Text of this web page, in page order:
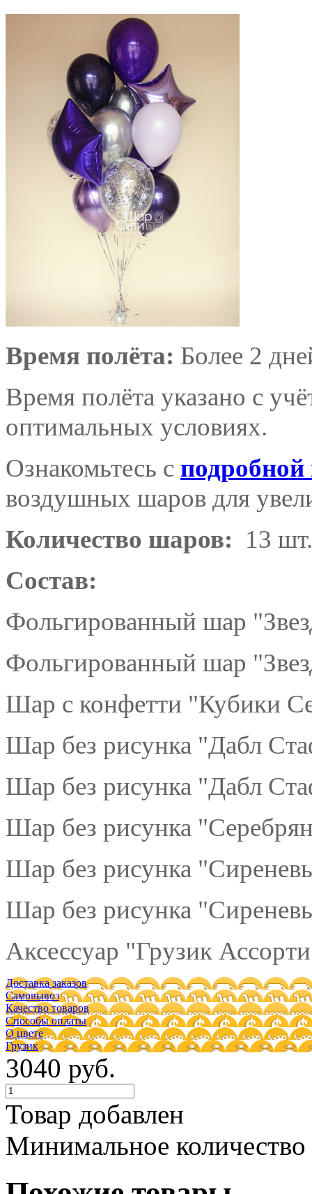
Время полёта: Более 2
Время полёта указано с
оптимальных условиях.
Ознакомьтесь с
воздушных шаров для
Количество шаров: 13 шт.
Состав:
Фольгированный шар
Фольгированный шар
Шар с конфетти "Кубики
Шар без рисунка "Дабл
Шар без рисунка "Дабл
Шар без рисунка
Шар без рисунка
Шар без рисунка
Аксессуар "Грузик
Доставка заказов
Самовывоз
Качество товаров
Способы оплаты
О цвете
Грузик
3040 руб.
Товар добавлен
Минимальное